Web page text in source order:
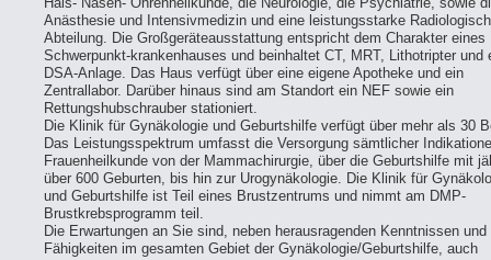
Anästhesie und Intensivmedizin und eine leistungsstarke
Abteilung. Die Großgeräteausstattung entspricht dem Charakter eines
Schwerpunkt-krankenhauses und beinhaltet CT, MRT, Lithotripter und
DSA-Anlage. Das Haus verfügt über eine eigene Apotheke und ein
Zentrallabor. Darüber hinaus sind am Standort ein NEF sowie ein
Rettungshubschrauber stationiert.
Die Klinik für Gynäkologie und Geburtshilfe verfügt über mehr als 30
Das Leistungsspektrum umfasst die Versorgung sämtlicher
Frauenheilkunde von der Mammachirurgie, über die Geburtshilfe mit
über 600 Geburten, bis hin zur Urogynäkologie. Die Klinik für
und Geburtshilfe ist Teil eines Brustzentrums und nimmt am DMP-
Brustkrebsprogramm teil.
Die Erwartungen an Sie sind, neben herausragenden Kenntnissen und
Fähigkeiten im gesamten Gebiet der Gynäkologie/Geburtshilfe, auch